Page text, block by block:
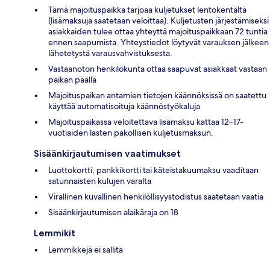
Tämä majoituspaikka tarjoaa kuljetukset lentokentältä
(lisämaksuja saatetaan veloittaa). Kuljetusten järjestämiseksi
asiakkaiden tulee ottaa yhteyttä majoituspaikkaan 72 tuntia
ennen saapumista. Yhteystiedot löytyvät varauksen jälkeen
lähetetystä varausvahvistuksesta.
Vastaanoton henkilökunta ottaa saapuvat asiakkaat vastaan
paikan päällä
Majoituspaikan antamien tietojen käännöksissä on saatettu
käyttää automatisoituja käännöstyökaluja
Majoituspaikassa veloitettava lisämaksu kattaa 12–17-
vuotiaiden lasten pakollisen kuljetusmaksun.
Sisäänkirjautumisen vaatimukset
Luottokortti, pankkikortti tai käteistakuumaksu vaaditaan
satunnaisten kulujen varalta
Virallinen kuvallinen henkilöllisyystodistus saatetaan vaatia
Sisäänkirjautumisen alaikäraja on 18
Lemmikit
Lemmikkejä ei sallita